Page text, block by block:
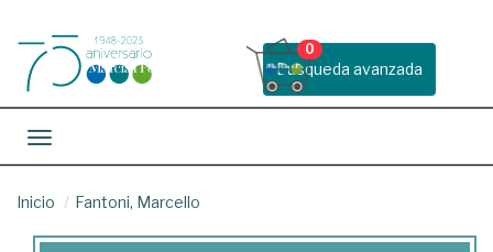
Busqueda avanzada
0
Toggle navigation
Inicio Fantoni, Marcello